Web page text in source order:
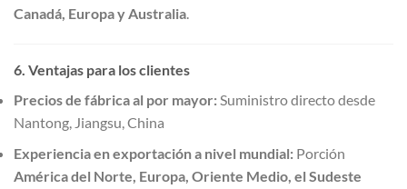
Canadá, Europa y Australia
6. Ventajas para los clientes
Precios de fábrica al por mayor: Suministro directo desde
Nantong, Jiangsu, China
Experiencia en exportación a nivel mundial: Porción
América del Norte, Europa, Oriente Medio, el Sudeste